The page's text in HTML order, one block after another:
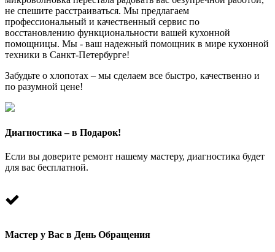
не спешите расстраиваться. Мы предлагаем
профессиональный и качественный сервис по
восстановлению функциональности вашей кухонной
помощницы. Мы - ваш надежный помощник в мире кухонной
техники в Санкт-Петербурге!
Забудьте о хлопотах – мы сделаем все быстро, качественно и
по разумной цене!
Диагностика – в Подарок!
Если вы доверите ремонт нашему мастеру, диагностика будет
для вас бесплатной.
Мастер у Вас в День Обращения